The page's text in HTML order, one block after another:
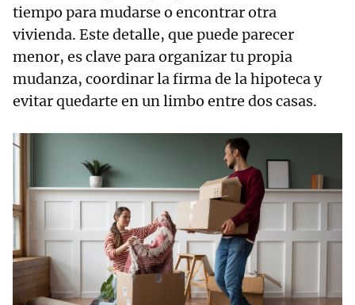
tiempo para mudarse o encontrar otra
vivienda. Este detalle, que puede parecer
menor, es clave para organizar tu propia
mudanza, coordinar la firma de la hipoteca y
evitar quedarte en un limbo entre dos casas.